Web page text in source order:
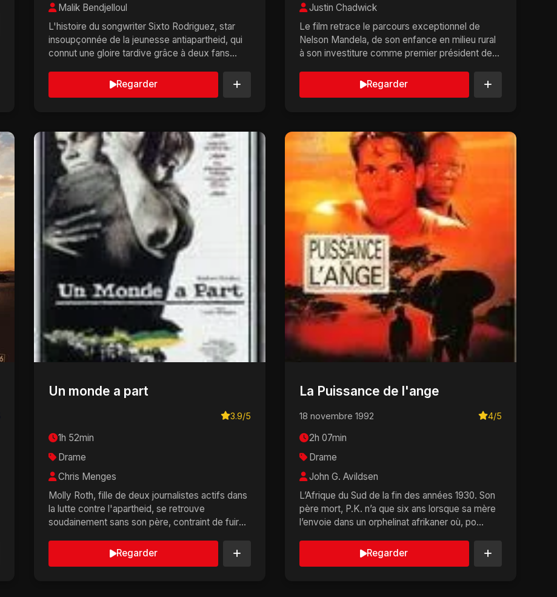
Malik Bendjelloul
L'histoire du songwriter Sixto Rodriguez, star
insoupçonnée de la jeunesse antiapartheid, qui
connut une gloire tardive grâce à deux fans
Regarder
Justin Chadwick
Le film retrace le parcours exceptionnel de
Nelson Mandela, de son enfance en milieu rural
à son investiture comme premier président de la
Regarder
Un monde a part
3.9/5
1h 52min
Drame
Chris Menges
Molly Roth, fille de deux journalistes actifs dans
la lutte contre l'apartheid, se retrouve
soudainement sans son père, contraint de fuir
Regarder
La Puissance de l'ange
18 novembre 1992 4/5
2h 07min
Drame
John G. Avildsen
L’Afrique du Sud de la fin des années 1930. Son
père mort, P.K. n’a que six ans lorsque sa mère
l’envoie dans un orphelinat afrikaner où, po...
Regarder